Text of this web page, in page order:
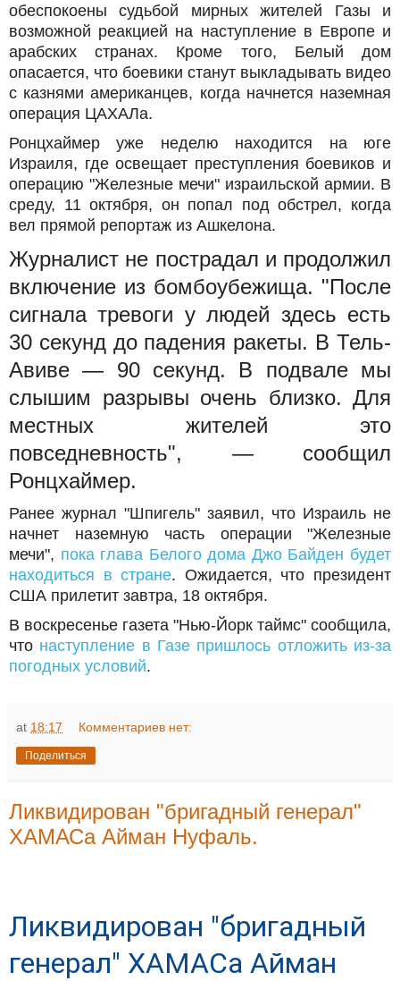
обеспокоены судьбой мирных жителей Газы и
возможной реакцией на наступление в Европе и
арабских странах. Кроме того, Белый дом
опасается, что боевики станут выкладывать видео
с казнями американцев, когда начнется наземная
операция ЦАХАЛа.
Ронцхаймер уже неделю находится на юге
Израиля, где освещает преступления боевиков и
операцию "Железные мечи" израильской армии. В
среду, 11 октября, он попал под обстрел, когда
вел прямой репортаж из Ашкелона.
Журналист не пострадал и продолжил
включение из бомбоубежища. "После
сигнала тревоги у людей здесь есть
30 секунд до падения ракеты. В Тель-
Авиве — 90 секунд. В подвале мы
слышим разрывы очень близко. Для
местных жителей это
повседневность", — сообщил
Ронцхаймер.
Ранее журнал "Шпигель" заявил, что Израиль не
начнет наземную часть операции "Железные
мечи", пока глава Белого дома Джо Байден будет
находиться в стране. Ожидается, что президент
США прилетит завтра, 18 октября.
В воскресенье газета "Нью-Йорк таймс" сообщила,
что наступление в Газе пришлось отложить из-за
погодных условий.
at 18:17 Комментариев нет:
Поделиться
Ликвидирован "бригадный генерал"
ХАМАСа Айман Нуфаль.
Ликвидирован "бригадный
генерал" ХАМАСа Айман